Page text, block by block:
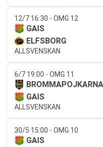
12/7 16:30 - OMG 12
GAIS
ELFSBORG
ALLSVENSKAN
6/7 19:00 - OMG 11
BROMMAPOJKARNA
GAIS
ALLSVENSKAN
30/5 15:00 - OMG 10
GAIS